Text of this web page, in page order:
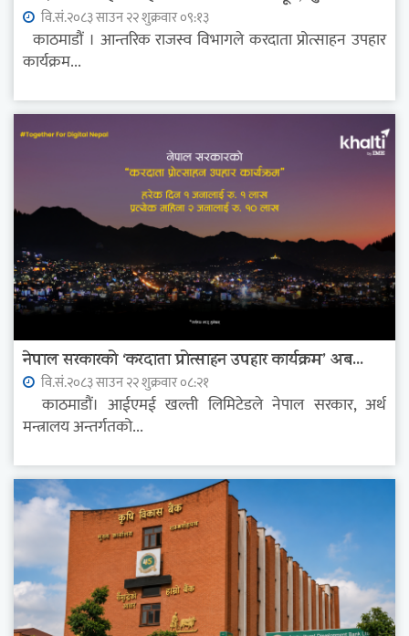
वि.सं.२०८३ साउन २२ शुक्रवार ०९:१३
काठमाडौं । आन्तरिक राजस्व विभागले करदाता प्रोत्साहन उपहार
कार्यक्रम...
नेपाल सरकारको ‘करदाता प्रोत्साहन उपहार कार्यक्रम’ अब...
वि.सं.२०८३ साउन २२ शुक्रवार ०८:२१
काठमाडौं। आईएमई खल्ती लिमिटेडले नेपाल सरकार, अर्थ
मन्त्रालय अन्तर्गतको...